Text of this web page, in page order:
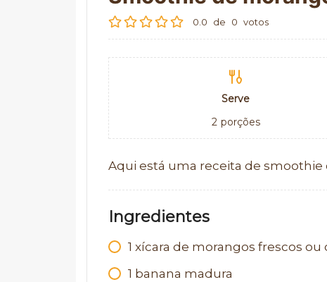
0.0 de 0 votos
Serve
2 porções
Aqui está uma receita de smoothie
Ingredientes
1 xícara de morangos frescos ou
1 banana madura